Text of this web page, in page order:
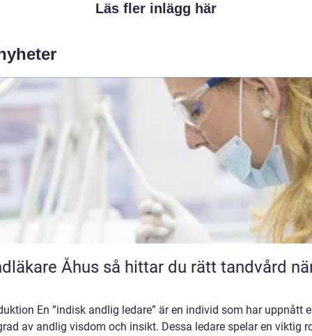
Läs fler inlägg här
Åhus så hittar du rätt tandvård nära
En ”indisk andlig ledare” är en individ som har uppnått
av andlig visdom och insikt. Dessa ledare spelar en viktig